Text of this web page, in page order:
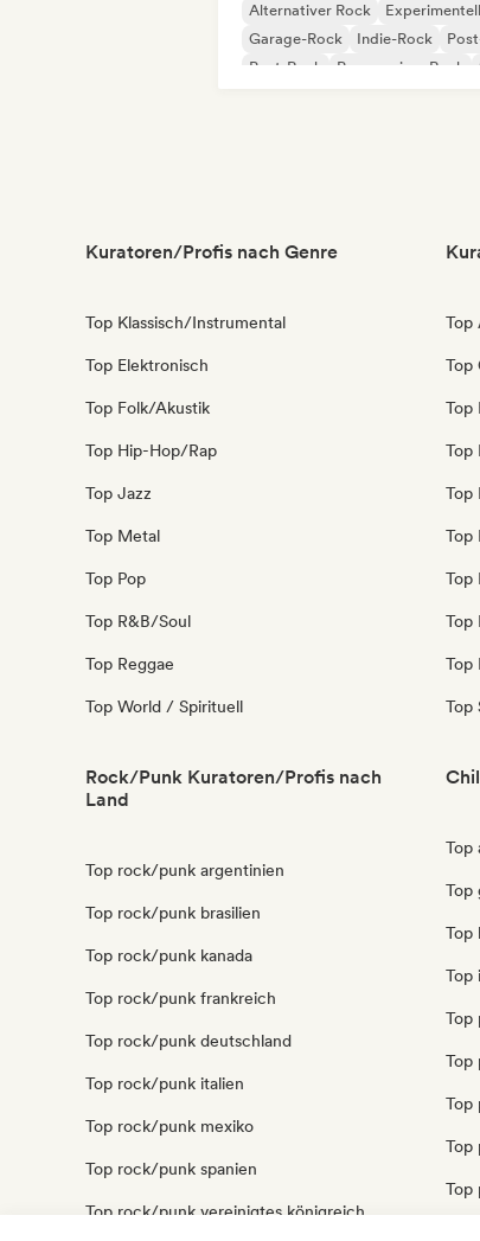
Alternativer Rock
Garage-Rock
Indie-Rock
Post-Rock
Progressiver Rock
Kuratoren/Profis nach Genre
Top Klassisch/Instrumental
Top Elektronisch
Top Folk/Akustik
Top Hip-Hop/Rap
Top Jazz
Top Metal
Top Pop
Top R&B/Soul
Top Reggae
Top World / Spirituell
Top
Top
Top
Top
Top
Top
Top
Top
Top
Top
Rock/Punk Kuratoren/Profis nach
Land
Top rock/punk argentinien
Top rock/punk brasilien
Top rock/punk kanada
Top rock/punk frankreich
Top rock/punk deutschland
Top rock/punk italien
Top rock/punk mexiko
Top rock/punk spanien
Top rock/punk vereinigtes königreich
Top
Top
Top
Top
Top
Top
Top
Top
Top